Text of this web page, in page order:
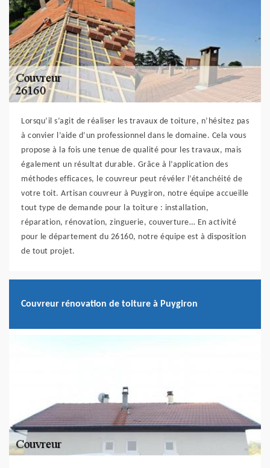
Lorsqu’il s’agit de réaliser les travaux de toiture, n’hésitez pas
à convier l’aide d’un professionnel dans le domaine. Cela vous
propose à la fois une tenue de qualité pour les travaux, mais
également un résultat durable. Grâce à l’application des
méthodes efficaces, le couvreur peut révéler l’étanchéité de
votre toit. Artisan couvreur à Puygiron, notre équipe accueille
tout type de demande pour la toiture : installation,
réparation, rénovation, zinguerie, couverture… En activité
pour le département du 26160, notre équipe est à disposition
de tout projet.
Couvreur rénovation de toiture à Puygiron